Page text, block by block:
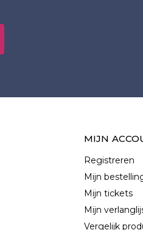
MIJN
Registreren
Mijn
Mijn tickets
Mijn
Vergelijk